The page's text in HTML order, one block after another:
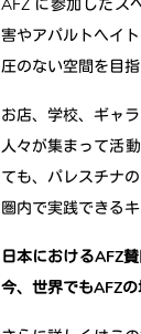
AFZ に参加したス
害やアパルトヘイ
圧のない空間を目指
お店、学校、ギャ
人々が集まって活
ても、パレスチナ
圏内で実践できる
日本におけるAFZ
今、世界でもAFZの